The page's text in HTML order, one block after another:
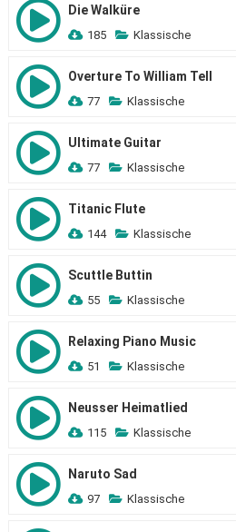
Die Walküre
185 Klassische
Overture To William Tell
77 Klassische
Ultimate Guitar
77 Klassische
Titanic Flute
144 Klassische
Scuttle Buttin
55 Klassische
Relaxing Piano Music
51 Klassische
Neusser Heimatlied
115 Klassische
Naruto Sad
97 Klassische